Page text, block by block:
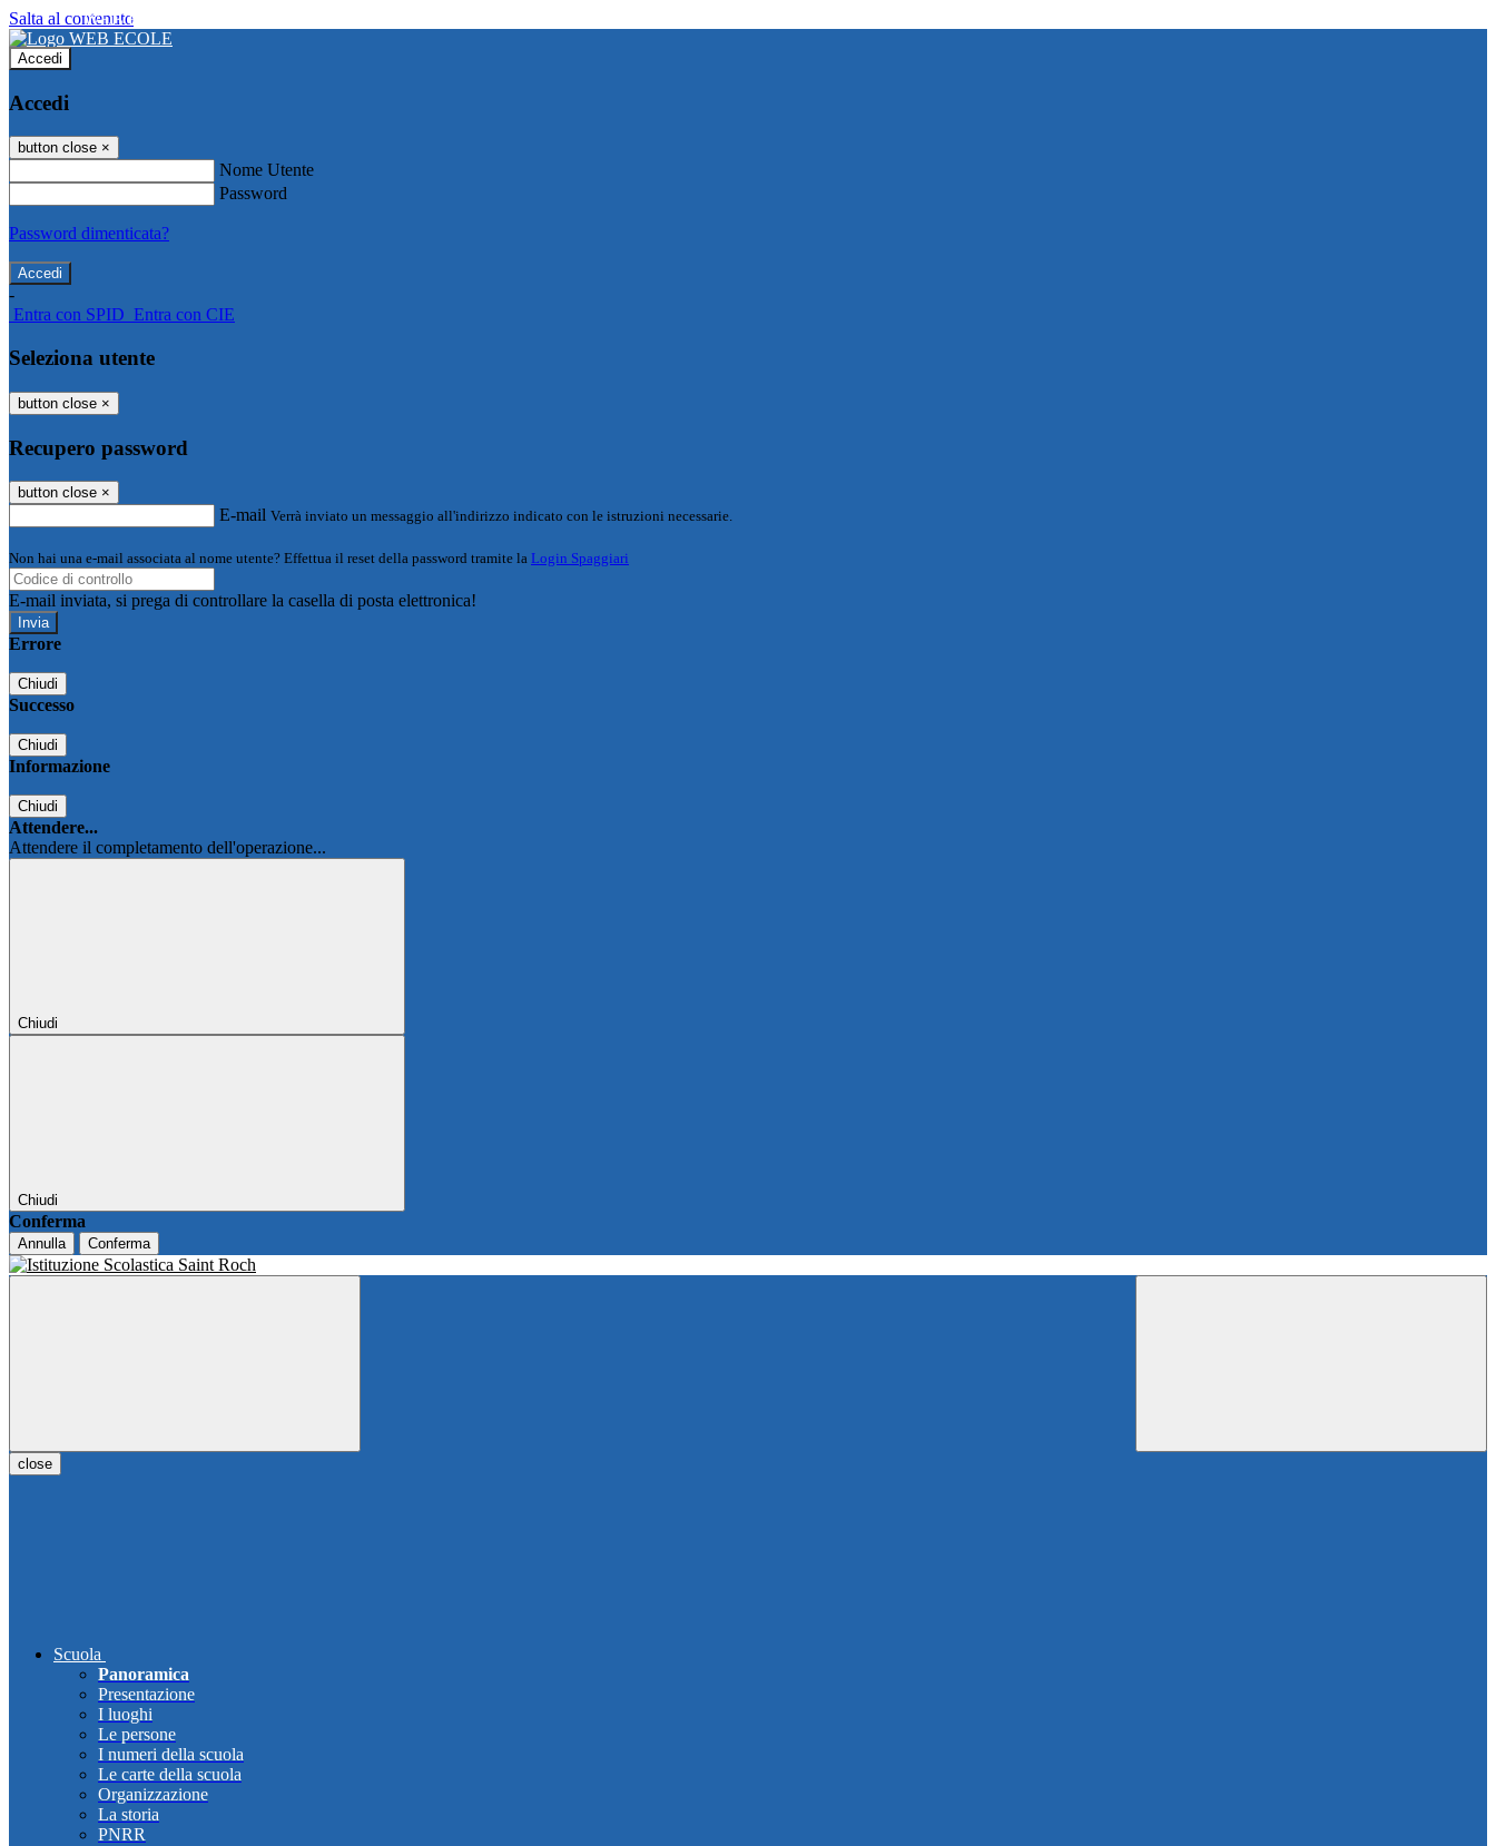
Salta al contenuto
WEB ECOLE
Accedi
Accedi
button close ×
Nome Utente
Password
Password dimenticata?
-
Entra con SPID Entra con CIE
Seleziona utente
button close ×
Recupero password
button close ×
E-mail Verrà inviato un messaggio all'indirizzo indicato con le istruzioni necessarie.
Non hai una e-mail associata al nome utente? Effettua il reset della password tramite la Login Spaggiari
E-mail inviata, si prega di controllare la casella di posta elettronica!
Errore
Chiudi
Successo
Chiudi
Informazione
Chiudi
Attendere...
Attendere il completamento dell'operazione...
Chiudi
Chiudi
Conferma
Annulla Conferma
close
Scuola
Panoramica
Presentazione
I luoghi
Le persone
I numeri della scuola
Le carte della scuola
Organizzazione
La storia
PNRR